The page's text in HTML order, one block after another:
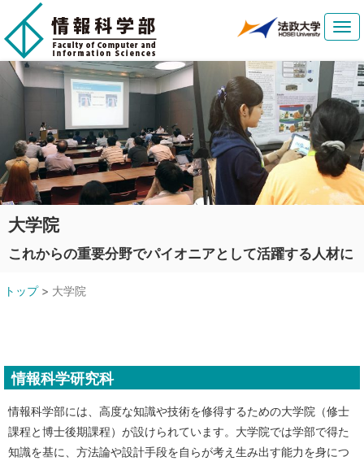
大学院
これからの重要分野でパイオニアとして活躍する人材に
トップ> 大学院
情報科学研究科
情報科学部には、高度な知識や技術を修得するための大学院（修士
課程と博士後期課程）が設けられています。大学院では学部で得た
知識を基に、方法論や設計手段を自らが考え生み出す能力を身につ